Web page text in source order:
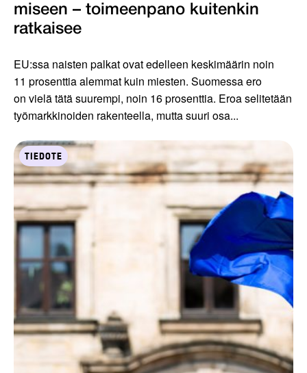
miseen – toimeenpano kuiten­kin
ratkaisee
EU:ssa naisten palkat ovat edelleen keskimäärin noin
11 prosenttia alemmat kuin miesten. Suomessa ero
on vielä tätä suurempi, noin 16 prosenttia. Eroa selitetään
työmarkkinoiden rakenteella, mutta suuri osa...
TIEDOTE